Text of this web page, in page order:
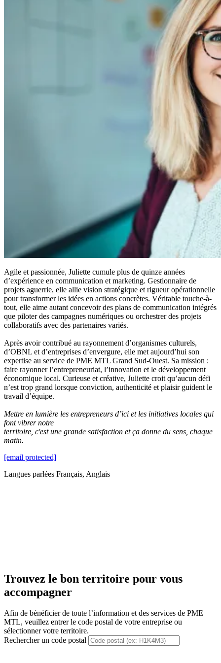
Agile et passionnée, Juliette cumule plus de quinze années
d’expérience en communication et marketing. Gestionnaire de
projets aguerrie, elle allie vision stratégique et rigueur opérationnelle
pour transformer les idées en actions concrètes. Véritable touche-à-
tout, elle aime autant concevoir des plans de communication intégrés
que piloter des campagnes numériques ou orchestrer des projets
collaboratifs avec des partenaires variés.
Après avoir contribué au rayonnement d’organismes culturels,
d’OBNL et d’entreprises d’envergure, elle met aujourd’hui son
expertise au service de PME MTL Grand Sud-Ouest. Sa mission :
faire rayonner l’entrepreneuriat, l’innovation et le développement
économique local. Curieuse et créative, Juliette croit qu’aucun défi
n’est trop grand lorsque conviction, authenticité et plaisir guident le
travail d’équipe.
Mettre en lumière les entrepreneurs d’ici et les initiatives locales qui
font vibrer notre
territoire, c'est une grande satisfaction et ça donne du sens, chaque
matin.
[email protected]
Langues parlées Français, Anglais
Trouvez le bon territoire pour vous
accompagner
Afin de bénéficier de toute l’information et des services de PME
MTL, veuillez entrer le code postal de votre entreprise ou
sélectionner votre territoire.
Rechercher un code postal